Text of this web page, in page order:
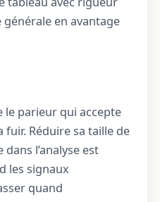
en avantage
parieur qui accepte
fuir. Réduire sa taille de
l’analyse est
les signaux
quand